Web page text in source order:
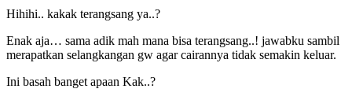
Hihihi.. kakak terangsang ya..?
Enak aja… sama adik mah mana bisa terangsang..! jawabku sambil
merapatkan selangkangan gw agar cairannya tidak semakin keluar.
Ini basah banget apaan Kak..?